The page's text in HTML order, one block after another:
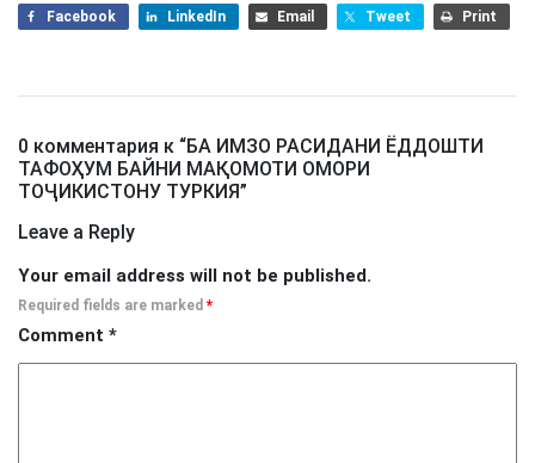
Facebook LinkedIn Email Tweet Print
0 комментария к “БА ИМЗО РАСИДАНИ ЁДДОШТИ
ТАФОҲУМ БАЙНИ МАҚОМОТИ ОМОРИ
ТОҶИКИСТОНУ ТУРКИЯ”
Leave a Reply
Your email address will not be published.
Required fields are marked *
Comment *